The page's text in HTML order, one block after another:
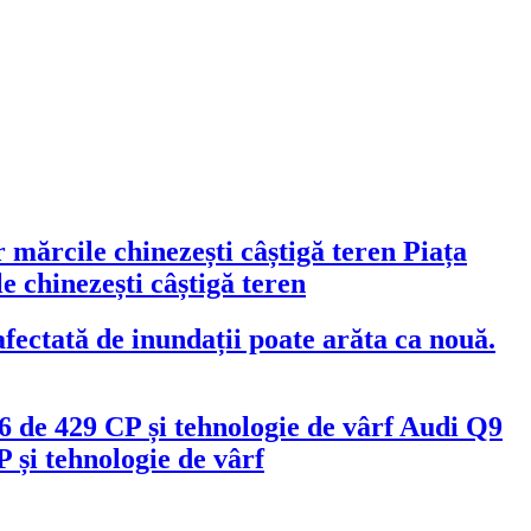
Piața
chinezești câștigă teren
de inundații poate arăta ca nouă.
Audi Q9
și tehnologie de vârf